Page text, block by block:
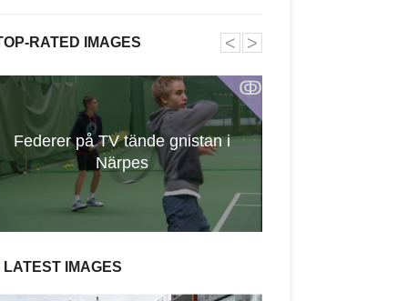
RATED IMAGES
ↂ
Federer på TV tände gnistan i
Närpes
˂ ˃
LATEST IMAGES